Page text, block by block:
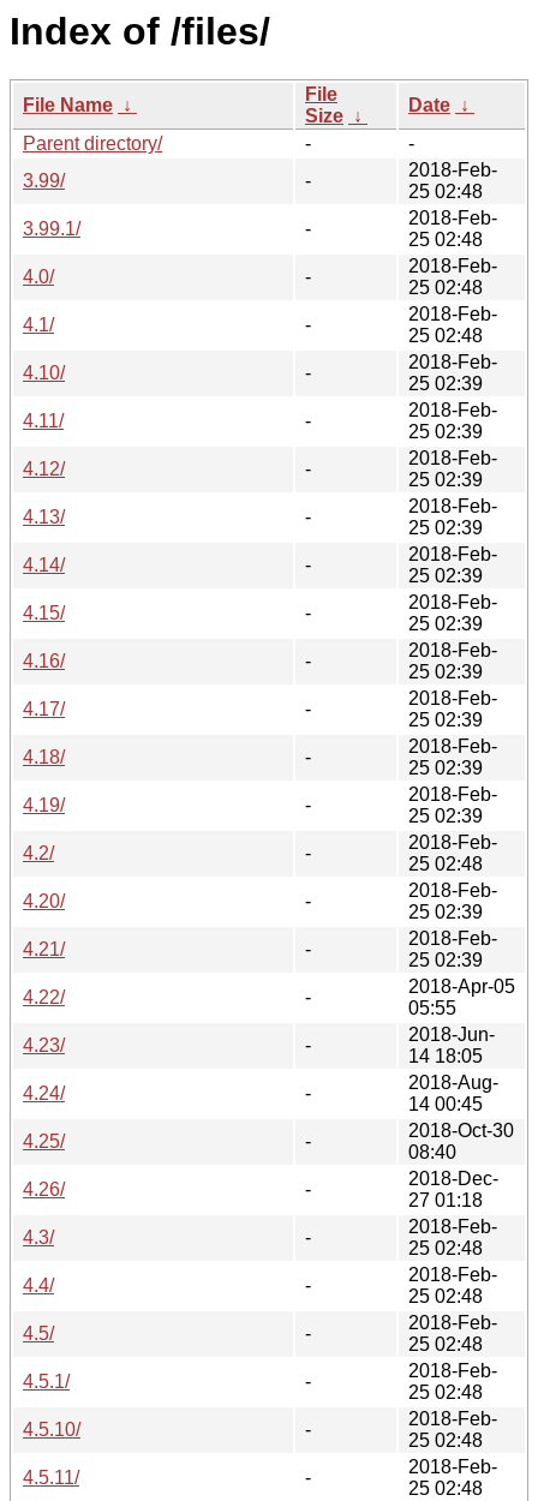
Index of /files/
File Name ↓
File
Size ↓
Date ↓
Parent directory/
-
-
3.99/
-
2018-Feb-
25 02:48
3.99.1/
-
2018-Feb-
25 02:48
4.0/
-
2018-Feb-
25 02:48
4.1/
-
2018-Feb-
25 02:48
4.10/
-
2018-Feb-
25 02:39
4.11/
-
2018-Feb-
25 02:39
4.12/
-
2018-Feb-
25 02:39
4.13/
-
2018-Feb-
25 02:39
4.14/
-
2018-Feb-
25 02:39
4.15/
-
2018-Feb-
25 02:39
4.16/
-
2018-Feb-
25 02:39
4.17/
-
2018-Feb-
25 02:39
4.18/
-
2018-Feb-
25 02:39
4.19/
-
2018-Feb-
25 02:39
4.2/
-
2018-Feb-
25 02:48
4.20/
-
2018-Feb-
25 02:39
4.21/
-
2018-Feb-
25 02:39
4.22/
-
2018-Apr-05
05:55
4.23/
-
2018-Jun-
14 18:05
4.24/
-
2018-Aug-
14 00:45
4.25/
-
2018-Oct-30
08:40
4.26/
-
2018-Dec-
27 01:18
4.3/
-
2018-Feb-
25 02:48
4.4/
-
2018-Feb-
25 02:48
4.5/
-
2018-Feb-
25 02:48
4.5.1/
-
2018-Feb-
25 02:48
4.5.10/
-
2018-Feb-
25 02:48
4.5.11/
-
2018-Feb-
25 02:48